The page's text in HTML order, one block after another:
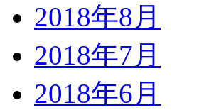
2018年8月
2018年7月
2018年6月